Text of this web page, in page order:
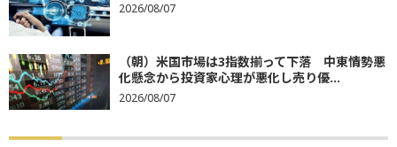
2026/08/07
（朝）米国市場は3指数揃って下落 中東情勢悪
化懸念から投資家心理が悪化し売り優...
2026/08/07